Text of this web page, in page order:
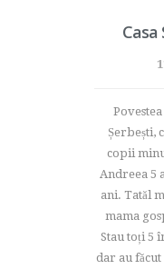
Casa
Șerbești,
copii
Andreea 5
ani. Tatăl
mama
Stau toți 5
dar au făcut